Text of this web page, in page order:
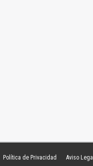
Política de Privacidad Aviso Legal